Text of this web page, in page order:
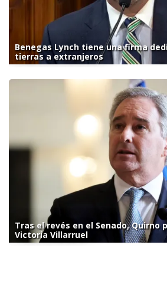
Benegas Lynch tiene una firma
tierras a extranjeros
Tras el revés en el Senado, Quirno
Victoria Villarruel